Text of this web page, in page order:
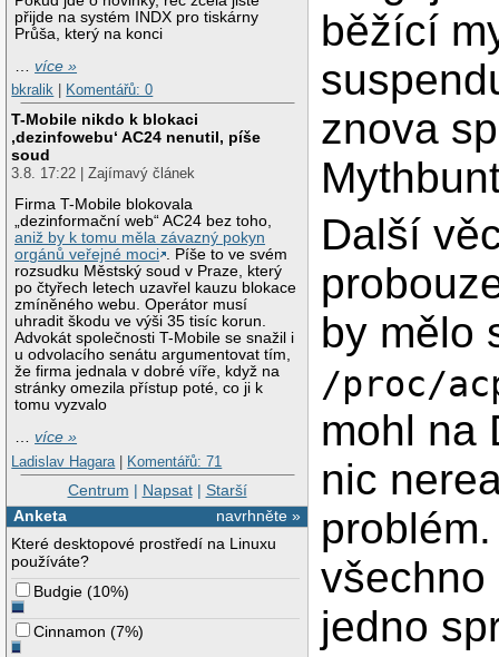
přijde na systém INDX pro tiskárny
Průša, který na konci
…více »
bkralik
Komentářů: 0
T-Mobile nikdo k blokaci
‚dezinfowebu‘ AC24 nenutil, píše
soud
3.8. 17:22 | Zajímavý článek
Firma T-Mobile blokovala
„dezinformační web“ AC24 bez toho,
aniž by k tomu měla závazný pokyn
orgánů veřejné moci . Píše to ve svém
rozsudku Městský soud v Praze, který
po čtyřech letech uzavřel kauzu blokace
zmíněného webu. Operátor musí
uhradit škodu ve výši 35 tisíc korun.
Advokát společnosti T-Mobile se snažil i
u odvolacího senátu argumentovat tím,
že firma jednala v dobré víře, když na
stránky omezila přístup poté, co ji k
tomu vyzvalo
…více »
Ladislav Hagara | Komentářů: 71
Centrum | Napsat| Starší
navrhněte »
Anketa
Které desktopové prostředí na Linuxu
používáte?
Budgie (10%)
Cinnamon (7%)
běžící
znova
Další
by mělo
/proc/
mohl na
nic
všechno
jedno